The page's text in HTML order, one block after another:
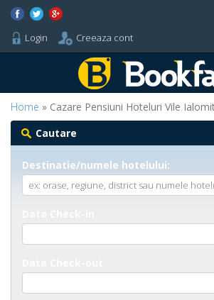
Login Creeaza cont
Home » Cazare Pensiuni Hoteluri Vile
Cautare
Destinatie/numele hotelului: